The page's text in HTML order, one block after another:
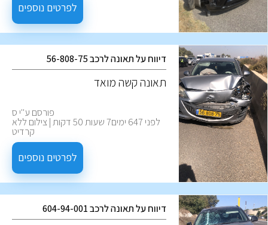
לפרטים נוספים
דיווח על תאונה לרכב 56-808-75
תאונה קשה מואד
פורסם ע''י ס
לפני 647 ימים7 שעות 50 דקות | צילום ללא
קרדיט
לפרטים נוספים
דיווח על תאונה לרכב 604-94-001